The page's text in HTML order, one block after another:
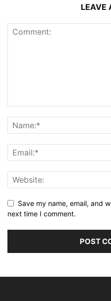
LEAVE
Save my name, email, and
next time I comment.